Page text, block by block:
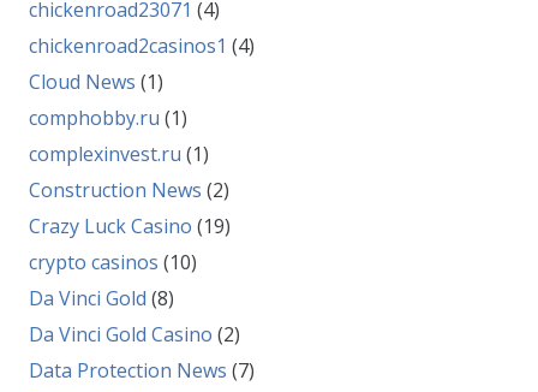
chickenroad23071 (4)
chickenroad2casinos1 (4)
Cloud News (1)
comphobby.ru (1)
complexinvest.ru (1)
Construction News (2)
Crazy Luck Casino (19)
crypto casinos (10)
Da Vinci Gold (8)
Da Vinci Gold Casino (2)
Data Protection News (7)